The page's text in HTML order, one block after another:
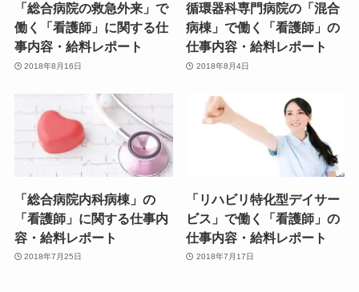
「総合病院の救急外来」で
働く「看護師」に関する仕
事内容・給料レポート
2018年8月16日
循環器科専門病院の「混合
病棟」で働く「看護師」の
仕事内容・給料レポート
2018年8月4日
「総合病院内科病棟」の
「看護師」に関する仕事内
容・給料レポート
2018年7月25日
「リハビリ特化型デイサー
ビス」で働く「看護師」の
仕事内容・給料レポート
2018年7月17日